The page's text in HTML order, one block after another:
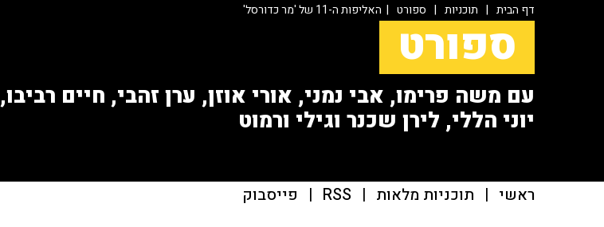
דף הבית | תוכניות | ספורט | האליפות ה-11 של 'מר כדורסל'
ספורט
עם משה פרימו, אבי נמני, אורי אוזן, ערן זהבי, חיים רביבו,
יוני הללי, לירן שכנר וגילי ורמוט
ראשי | תוכניות מלאות |
RSS
| פייסבוק